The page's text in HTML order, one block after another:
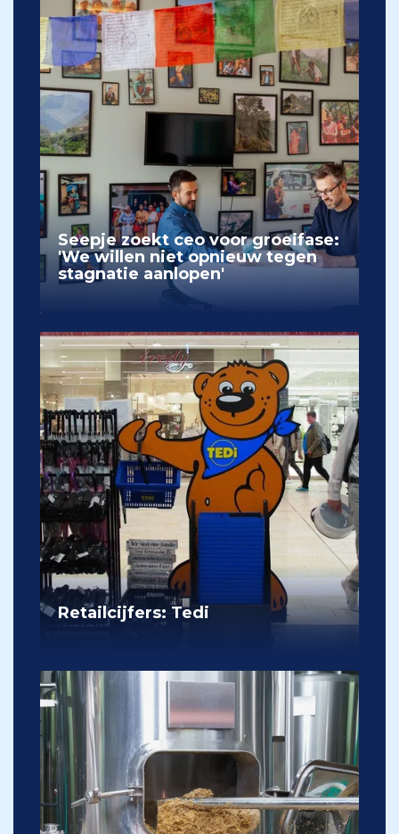
Seepje zoekt ceo voor groeifase:
'We willen niet opnieuw tegen
stagnatie aanlopen'
Retailcijfers: Tedi